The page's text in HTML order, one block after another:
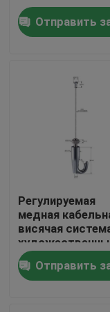
О нас
Путешествие
Свяжитесь мы
Спросите
Грипперс
искусства
дисплея
Отправить
Регулируемая
медная
висячая
экспозиций
включает в
оборудование
Отправить